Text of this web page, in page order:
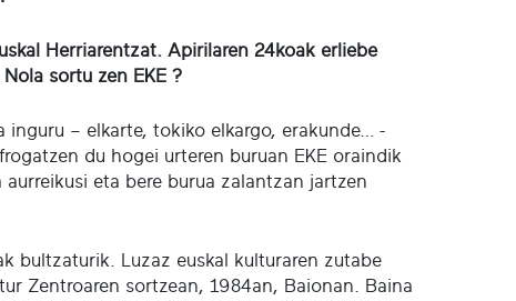
Herriarentzat. Apirilaren 24koak erliebe
sortu zen EKE ?
inguru – elkarte, tokiko elkargo, erakunde… -
du hogei urteren buruan EKE oraindik
eta bere burua zalantzan jartzen
bultzaturik. Luzaz euskal kulturaren zutabe
Zentroaren sortzean, 1984an, Baionan. Baina